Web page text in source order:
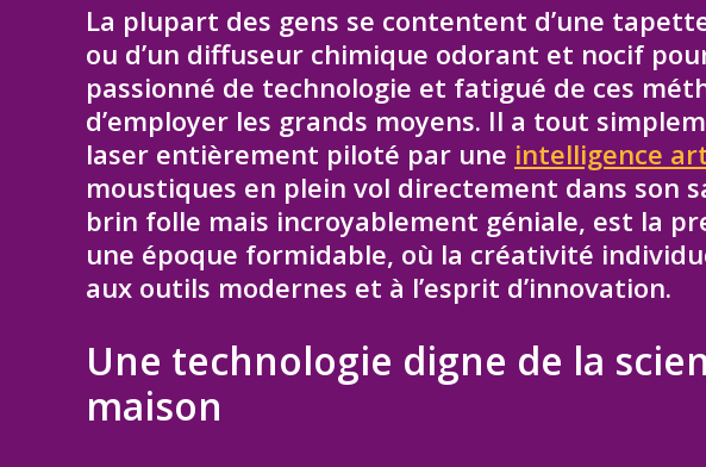
La plupart des gens se contentent d’une
ou d’un diffuseur chimique odorant et nocif
passionné de technologie et fatigué de ces
d’employer les grands moyens. Il a tout
laser entièrement piloté par une intelligence
moustiques en plein vol directement dans son
brin folle mais incroyablement géniale, est la
une époque formidable, où la créativité
aux outils modernes et à l’esprit d’innovation.
Une technologie digne de la
maison